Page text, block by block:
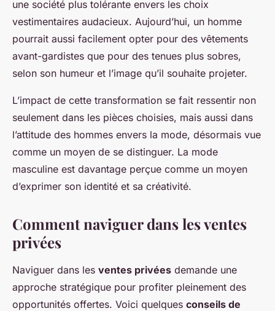
une société plus tolérante envers les choix
vestimentaires audacieux. Aujourd’hui, un homme
pourrait aussi facilement opter pour des vêtements
avant-gardistes que pour des tenues plus sobres,
selon son humeur et l’image qu’il souhaite projeter.
L’impact de cette transformation se fait ressentir non
seulement dans les pièces choisies, mais aussi dans
l’attitude des hommes envers la mode, désormais vue
comme un moyen de se distinguer. La mode
masculine est davantage perçue comme un moyen
d’exprimer son identité et sa créativité.
Comment naviguer dans les ventes
privées
Naviguer dans les ventes privées demande une
approche stratégique pour profiter pleinement des
opportunités offertes. Voici quelques conseils de